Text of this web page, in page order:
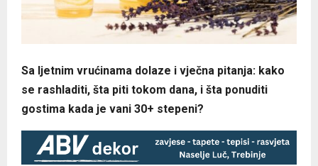
Sa ljetnim vrućinama dolaze i vječna pitanja: kako
se rashladiti, šta piti tokom dana, i šta ponuditi
gostima kada je vani 30+ stepeni?